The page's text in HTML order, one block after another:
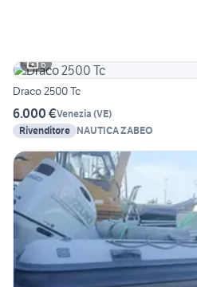
6
Draco 2500 Tc
6.000 €Venezia (VE)
Rivenditore NAUTICA ZABEO